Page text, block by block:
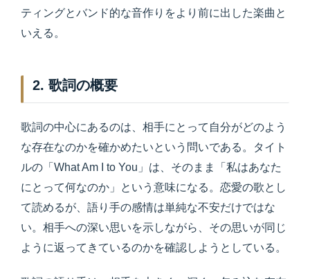
ティングとバンド的な音作りをより前に出した楽曲と
いえる。
2. 歌詞の概要
歌詞の中心にあるのは、相手にとって自分がどのよう
な存在なのかを確かめたいという問いである。タイト
ルの「What Am I to You」は、そのまま「私はあなた
にとって何なのか」という意味になる。恋愛の歌とし
て読めるが、語り手の感情は単純な不安だけではな
い。相手への深い思いを示しながら、その思いが同じ
ように返ってきているのかを確認しようとしている。